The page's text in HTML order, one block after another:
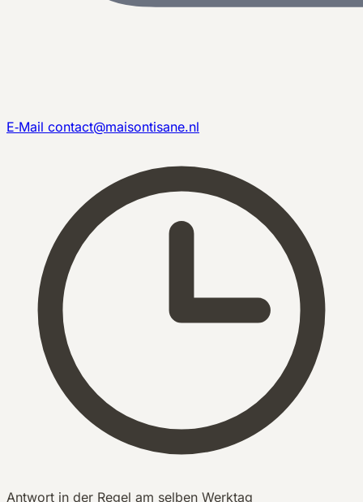
E‑Mail contact@maisontisane.nl
Antwort in der Regel am selben Werktag